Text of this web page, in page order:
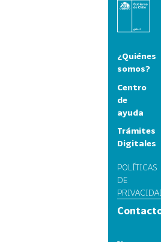
¿Quiénes
somos?
Centro
de
ayuda
Trámites
Digitales
POLÍTICAS
DE